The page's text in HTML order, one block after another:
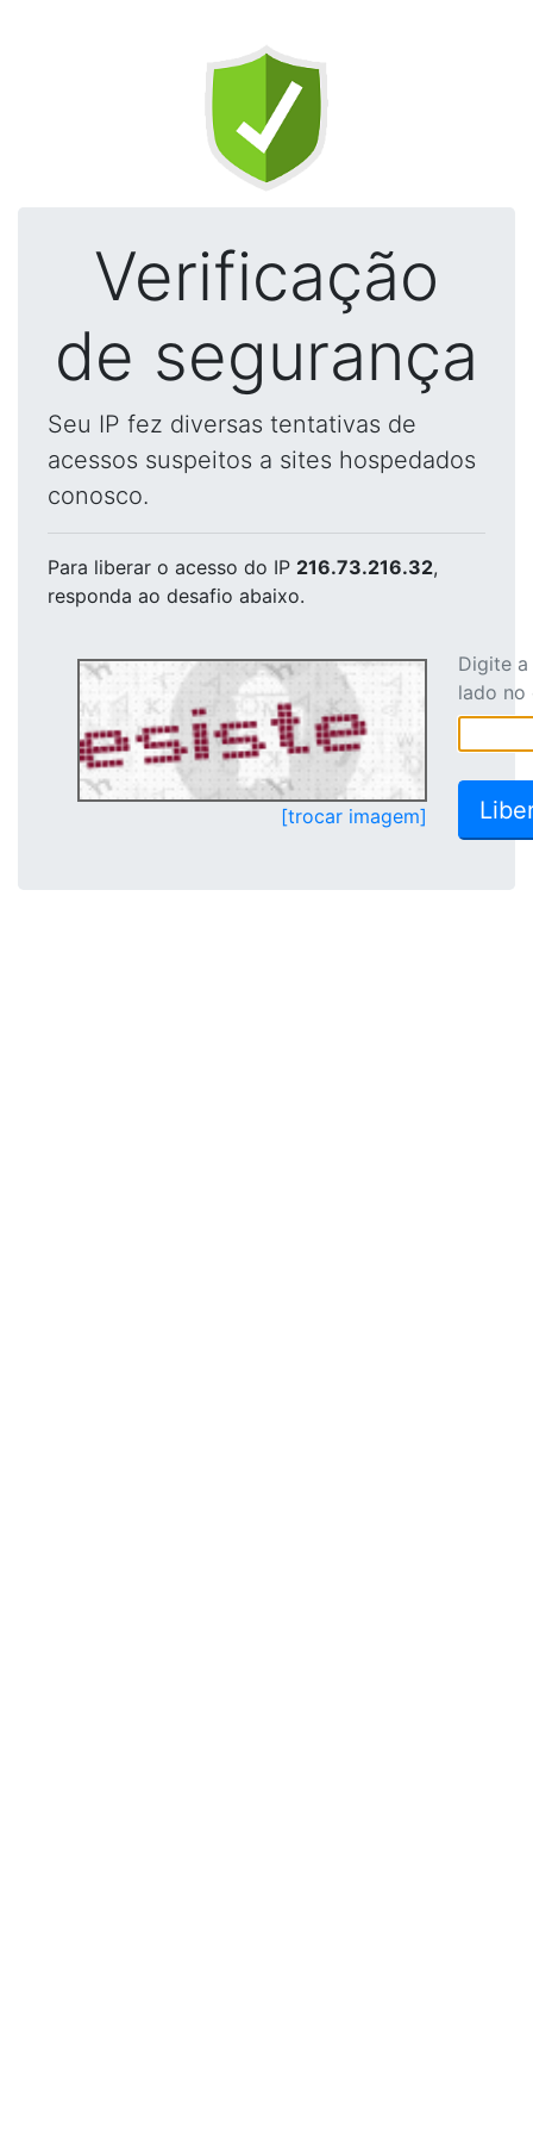
Verificação
de segurança
Seu IP fez diversas tentativas de
acessos suspeitos a sites hospedados
conosco.
Para liberar o acesso do IP 216.73.216.32,
responda ao desafio abaixo.
[trocar imagem]
Digite
lado no